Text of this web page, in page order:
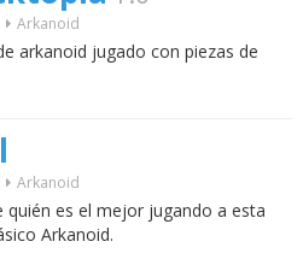
Arkanoid
arkanoid jugado con piezas de
Arkanoid
quién es el mejor jugando a esta
Arkanoid.